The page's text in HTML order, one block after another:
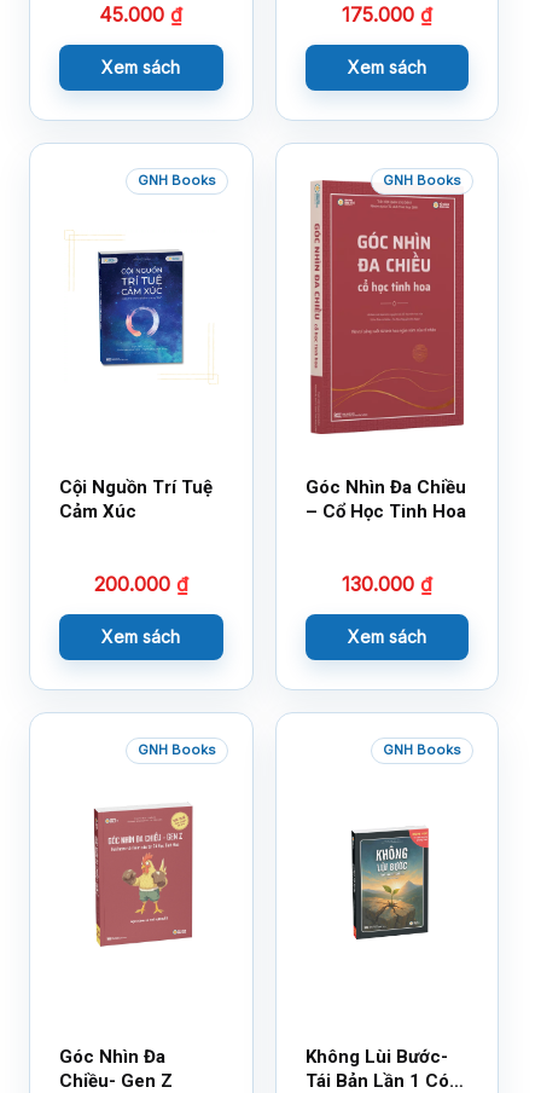
45.000₫
Xem sách
175.000 ₫
Xem sách
GNH Books
Cội Nguồn Trí Tuệ
Cảm Xúc
200.000 ₫
Xem sách
GNH Books
Góc Nhìn Đa Chiều
– Cổ Học Tinh Hoa
130.000 ₫
Xem sách
GNH Books
Góc Nhìn Đa
Chiều- Gen Z
GNH Books
Không Lùi Bước-
Tái Bản Lần 1 Có